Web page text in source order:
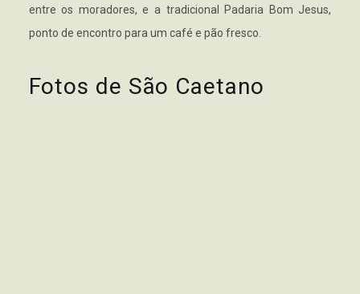
entre os moradores, e a tradicional Padaria Bom Jesus,
ponto de encontro para um café e pão fresco.
Fotos de São Caetano